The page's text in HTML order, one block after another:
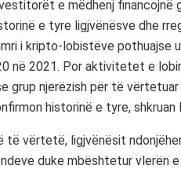
e mëdhenj financojnë
e tyre ligjvënësve dhe
i kripto-lobistëve pothuajse
në 2021. Por aktivitetet e
grup njerëzish për të
historinë e tyre, shkruan
të vërtetë, ligjvënësit
duke mbështetur vlerën